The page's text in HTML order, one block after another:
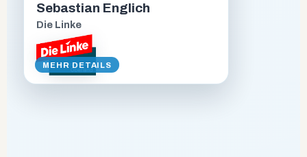
Sebastian Englich
Die Linke
MEHR DETAILS
STECKBRIEF ANZEIGEN
VORSTELLUNGSVIDEO